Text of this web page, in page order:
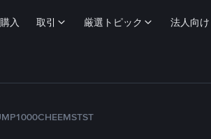
入 取引 厳選トピック 法人向け
1000CHEEMSTST